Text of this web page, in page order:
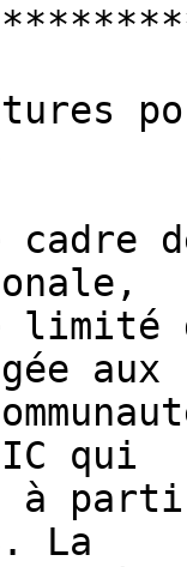
limité
aux
qui
à
La